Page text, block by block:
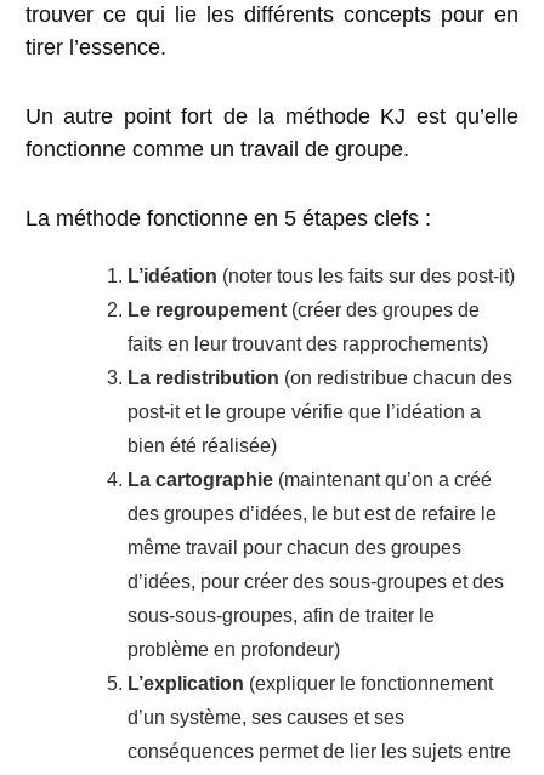
trouver ce qui lie les différents concepts pour en
tirer l’essence.
Un autre point fort de la méthode KJ est qu’elle
fonctionne comme un travail de groupe.
La méthode fonctionne en 5 étapes clefs :
L’idéation (noter tous les faits sur des post-it)
Le regroupement (créer des groupes de
faits en leur trouvant des rapprochements)
La redistribution (on redistribue chacun des
post-it et le groupe vérifie que l’idéation a
bien été réalisée)
La cartographie (maintenant qu’on a créé
des groupes d’idées, le but est de refaire le
même travail pour chacun des groupes
d’idées, pour créer des sous-groupes et des
sous-sous-groupes, afin de traiter le
problème en profondeur)
L’explication (expliquer le fonctionnement
d’un système, ses causes et ses
conséquences permet de lier les sujets entre